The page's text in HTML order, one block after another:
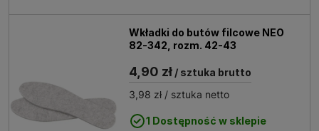
Wkładki do butów filcowe NEO
82-342, rozm. 42-43
4,90 zł / sztuka brutto
3,98 zł / sztuka netto
1 Dostępność w sklepie